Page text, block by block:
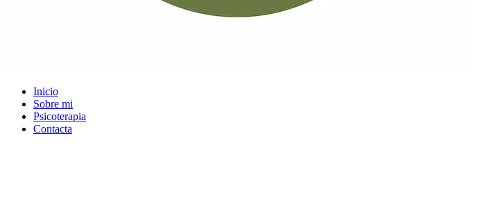
Inicio
Sobre mi
Psicoterapia
Contacta